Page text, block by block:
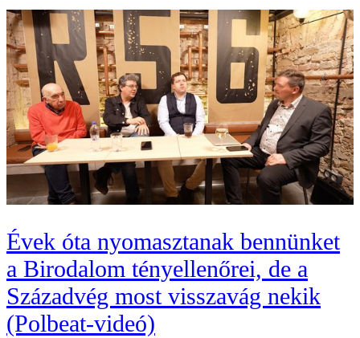
Évek óta nyomasztanak bennünket
a Birodalom tényellenőrei, de a
Századvég most visszavág nekik
(Polbeat-videó)